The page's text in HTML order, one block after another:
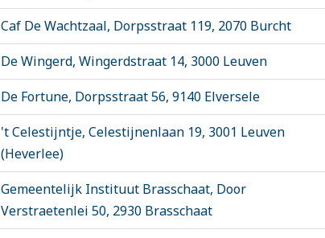
Caf De Wachtzaal, Dorpsstraat 119, 2070 Burcht
De Wingerd, Wingerdstraat 14, 3000 Leuven
De Fortune, Dorpsstraat 56, 9140 Elversele
't Celestijntje, Celestijnenlaan 19, 3001 Leuven
(Heverlee)
Gemeentelijk Instituut Brasschaat, Door
Verstraetenlei 50, 2930 Brasschaat